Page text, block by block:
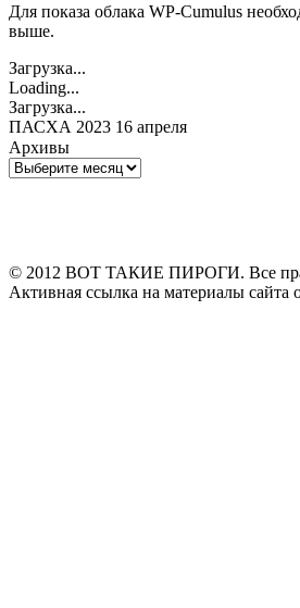
Для показа облака WP-Cumulus
выше.
Загрузка...
Loading...
Загрузка...
ПАСХА 2023 16 апреля
Архивы
Архивы
© 2012 ВОТ ТАКИЕ ПИРОГИ. Все
Активная ссылка на материалы сайта